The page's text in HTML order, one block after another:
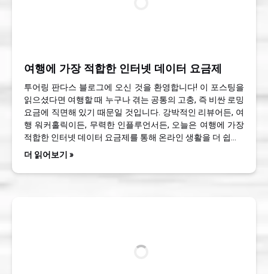
여행에 가장 적합한 인터넷 데이터 요금제
투어링 판다스 블로그에 오신 것을 환영합니다! 이 포스팅을
읽으셨다면 여행할 때 누구나 겪는 공통의 고충, 즉 비싼 로밍
요금에 직면해 있기 때문일 것입니다. 강박적인 리뷰어든, 여
행 워커홀릭이든, 무력한 인플루언서든, 오늘은 여행에 가장
적합한 인터넷 데이터 요금제를 통해 온라인 생활을 더 쉽…
더 읽어보기 »